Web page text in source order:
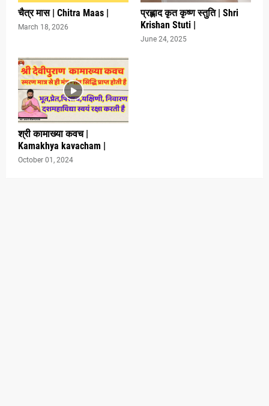
चैत्र मास | Chitra Maas |
March 18, 2026
प्रह्लाद कृत कृष्ण स्तुति | Shri
Krishan Stuti |
June 24, 2025
श्री कामाख्या कवच |
Kamakhya kavacham |
October 01, 2024